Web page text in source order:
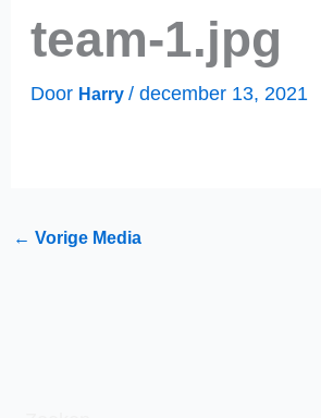
team-1.jpg
Door Harry / december 13, 2021
← Vorige Media